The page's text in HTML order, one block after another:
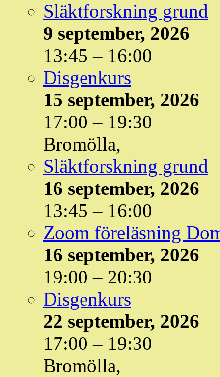
Släktforskning grund
9 september, 2026
13:45 – 16:00
Disgenkurs
15 september, 2026
17:00 – 19:30
Bromölla,
Släktforskning grund
16 september, 2026
13:45 – 16:00
Zoom föreläsning
16 september, 2026
19:00 – 20:30
Disgenkurs
22 september, 2026
17:00 – 19:30
Bromölla,